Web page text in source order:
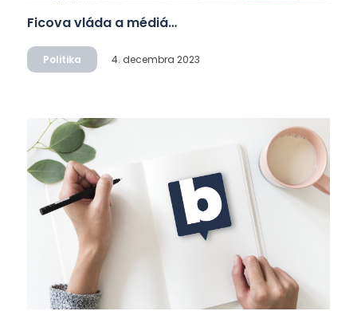
Ficova vláda a médiá…
Politika 4. decembra 2023